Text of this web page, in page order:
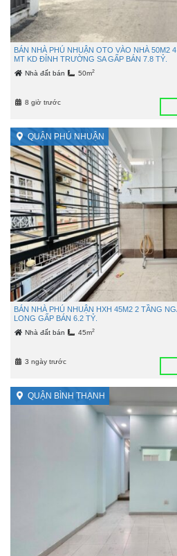
BÁN NHÀ PHÚ NHUẬN OTO VÀO NHÀ 50M2
MT KD ĐỈNH TRƯỜNG SA GẤP BÁN 7.8 TỶ.
Nhà đất bán 50m2
8 giờ trước
QUẬN PHÚ NHUẬN
BÁN NHÀ PHÚ NHUẬN HXH 45M2 2 TẦNG
LONG GẤP BÁN 6.2 TỶ.
Nhà đất bán 45m2
3 ngày trước
QUẬN BÌNH THẠNH